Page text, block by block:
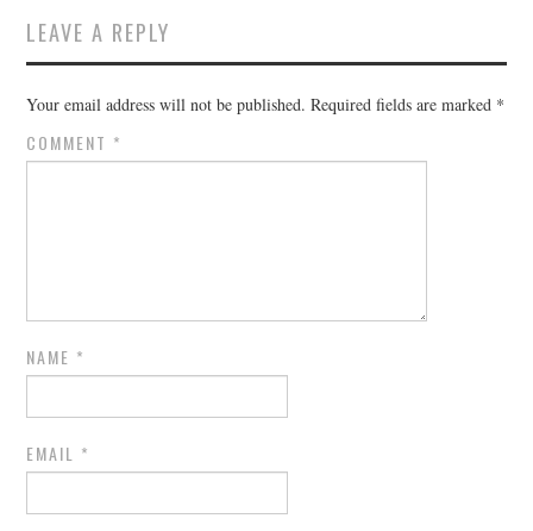
LEAVE A REPLY
Your email address will not be published. Required fields are marked *
COMMENT *
NAME *
EMAIL *